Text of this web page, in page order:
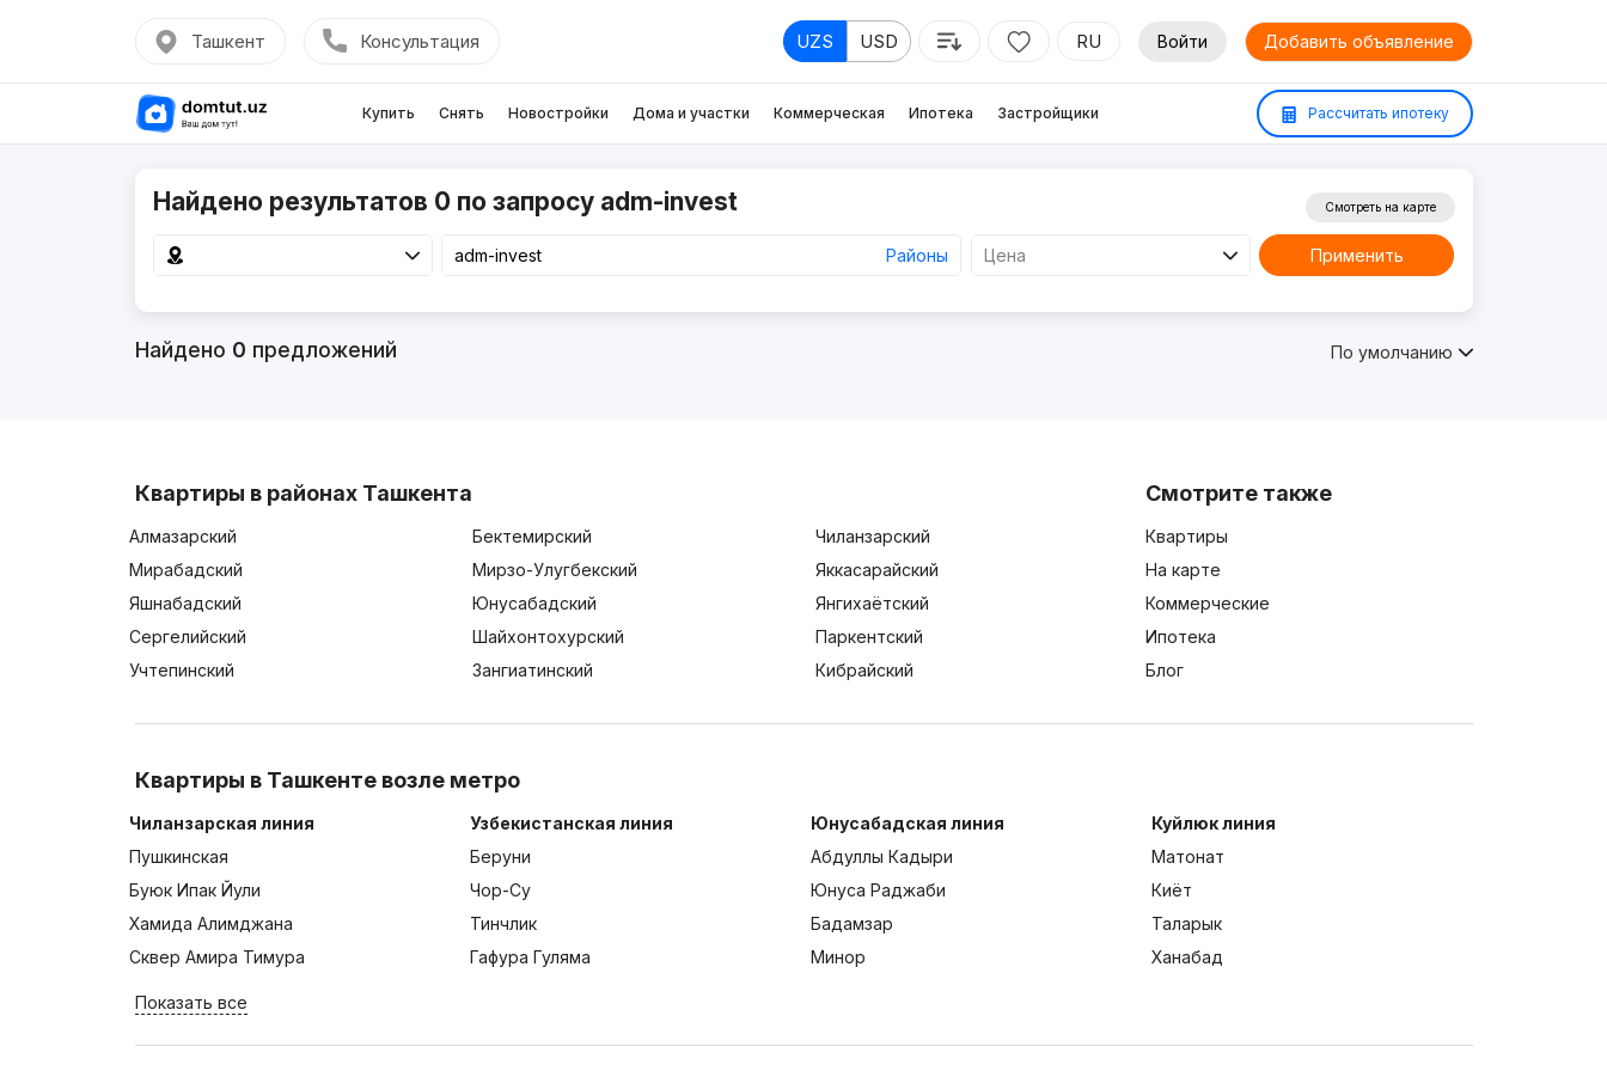
Ташкент Консультация UZS USD RU Войти Добавить объявление
Купить Снять Новостройки Дома и участки Коммерческая Ипотека Застройщики Рассчитать ипотеку
Найдено результатов 0 по запросу adm-invest
Районы Цена
Смотреть на карте
Применить
Найдено 0 предложений По умолчанию
Квартиры в районах Ташкента
Алмазарский Бектемирский
Чиланзарский
Мирабадский
Мирзо-Улугбекский
Яккасарайский
Яшнабадский
Юнусабадский
Янгихаётский
Сергелийский
Шайхонтохурский
Паркентский
Учтепинский
Зангиатинский Кибрайский
Смотрите также
Квартиры
На карте
Коммерческие
Ипотека
Блог
Квартиры в Ташкенте возле метро
Чиланзарская линия
Пушкинская
Буюк Ипак Йули
Хамида Алимджана
Сквер Амира Тимура
Узбекистанская линия
Беруни
Чор-Су
Тинчлик
Гафура Гуляма
Юнусабадская линия
Абдуллы Кадыри
Юнуса Раджаби
Бадамзар
Минор
Куйлюк линия
Матонат
Киёт
Таларык
Ханабад
Показать все